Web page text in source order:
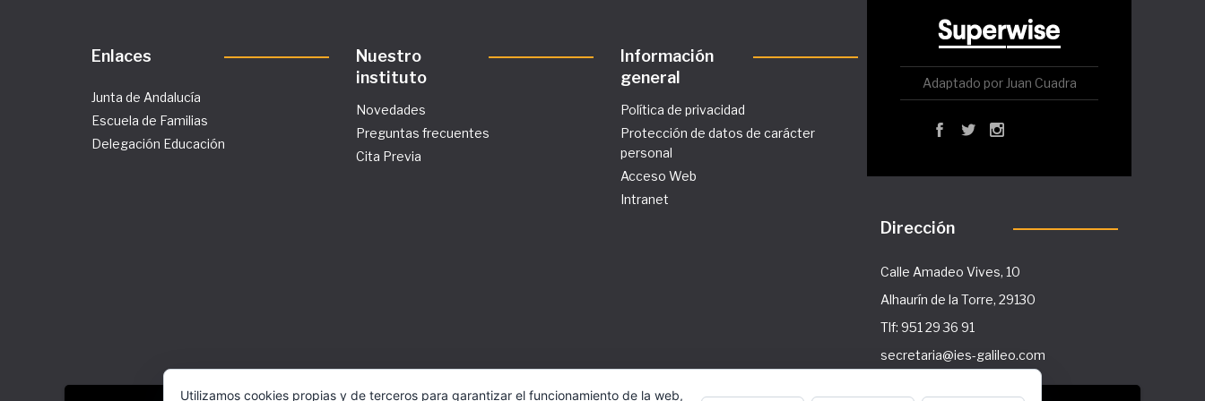
Enlaces
Junta de Andalucía
Escuela de Familias
Delegación Educación
Nuestro
instituto
Novedades
Preguntas frecuentes
Cita Previa
Información
general
Política de privacidad
Protección de datos de carácter
personal
Acceso Web
Intranet
Adaptado por Juan Cuadra
Dirección
Calle Amadeo Vives, 10
Alhaurín de la Torre, 29130
Tlf: 951 29 36 91
secretaria@ies-galileo.com
Utilizamos cookies propias y de terceros para garantizar el funcionamiento de la web,